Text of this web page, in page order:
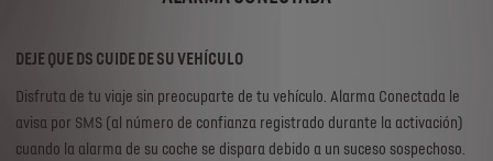
DEJE QUE DS CUIDE DE SU VEHÍCULO
Disfruta de tu viaje sin preocuparte de tu vehículo. Alarma Conectada le
avisa por SMS (al número de confianza registrado durante la activación)
cuando la alarma de su coche se dispara debido a un suceso sospechoso.